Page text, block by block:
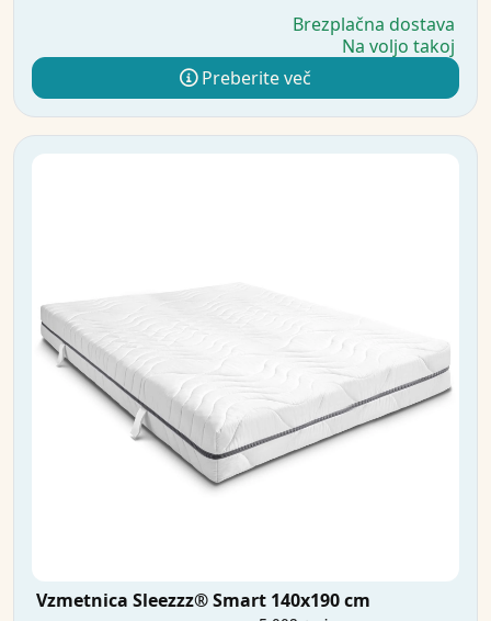
Brezplačna dostava
Na voljo takoj
Preberite več
Vzmetnica Sleezzz® Smart 140x190 cm